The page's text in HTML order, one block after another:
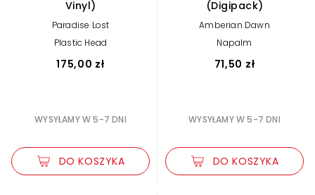
Vinyl)
Paradise Lost
Plastic Head
175,00 zł
WYSYŁAMY W 5-7 DNI
DO KOSZYKA
(Digipack)
Amberian Dawn
Napalm
71,50 zł
WYSYŁAMY W 5-7 DNI
DO KOSZYKA